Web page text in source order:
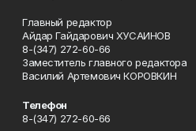
Главный редактор
Айдар Гайдарович ХУСАИНОВ
8-(347) 272-60-66
Заместитель главного редактора
Василий Артемович КОРОВКИН
Телефон
8-(347) 272-60-66